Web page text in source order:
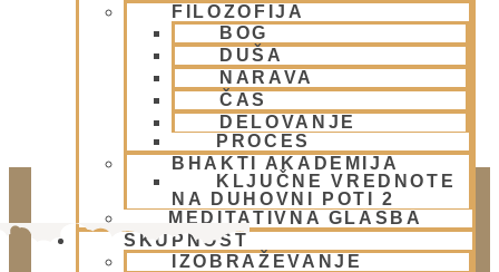
FILOZOFIJA
BOG
DUŠA
NARAVA
ČAS
DELOVANJE
PROCES
BHAKTI AKADEMIJA
KLJUČNE VREDNOTE
NA DUHOVNI POTI 2
MEDITATIVNA GLASBA
SKUPNOST
IZOBRAŽEVANJE